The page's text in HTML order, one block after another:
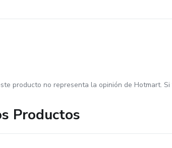
producto no representa la opinión de Hotmart.
Productos